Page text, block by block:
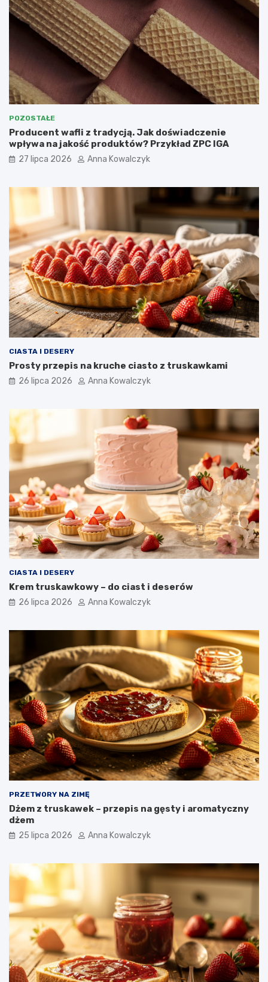
POZOSTAŁE
Producent wafli z tradycją. Jak doświadczenie
wpływa na jakość produktów? Przykład ZPC IGA
27 lipca 2026 Anna Kowalczyk
CIASTA I DESERY
Prosty przepis na kruche ciasto z truskawkami
26 lipca 2026 Anna Kowalczyk
CIASTA I DESERY
Krem truskawkowy – do ciast i deserów
26 lipca 2026 Anna Kowalczyk
PRZETWORY NA ZIMĘ
Dżem z truskawek – przepis na gęsty i aromatyczny
dżem
25 lipca 2026 Anna Kowalczyk